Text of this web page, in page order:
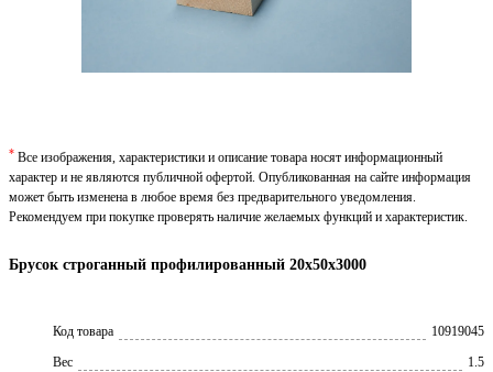
Брусок строганный профилированный 20х50х3000
Код товара
10919045
Вес
1.5
* Все изображения, характеристики и описание товара носят информационный
характер и не являются публичной офертой. Опубликованная на сайте информация
может быть изменена в любое время без предварительного уведомления.
Рекомендуем при покупке проверять наличие желаемых функций и характеристик.